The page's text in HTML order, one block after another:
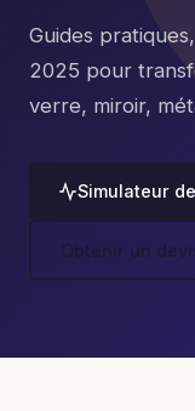
Guides
2025 pour
verre, miroir,
Simulateur
Obtenir un